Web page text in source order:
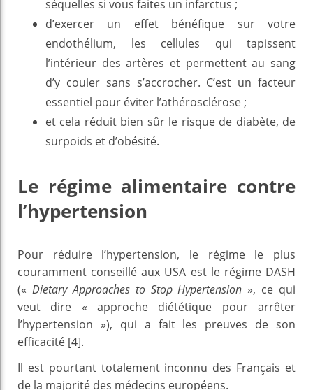
séquelles si vous faites un infarctus ;
d’exercer un effet bénéfique sur votre
endothélium, les cellules qui tapissent
l’intérieur des artères et permettent au sang
d’y couler sans s’accrocher. C’est un facteur
essentiel pour éviter l’athérosclérose ;
et cela réduit bien sûr le risque de diabète, de
surpoids et d’obésité.
Le régime alimentaire contre
l’hypertension
Pour réduire l’hypertension, le régime le plus
couramment conseillé aux USA est le régime DASH
(« Dietary Approaches to Stop Hypertension », ce qui
veut dire « approche diététique pour arrêter
l’hypertension »), qui a fait les preuves de son
efficacité [4].
Il est pourtant totalement inconnu des Français et
de la majorité des médecins européens.